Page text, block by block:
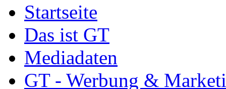
Startseite
Das ist GT
Mediadaten
GT - Werbung &